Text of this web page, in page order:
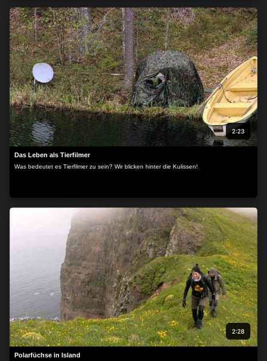
2:23
Das Leben als Tierfilmer
Was bedeutet es Tierfilmer zu sein? Wir blicken hinter die Kulissen!
2:28
Polarfüchse in Island